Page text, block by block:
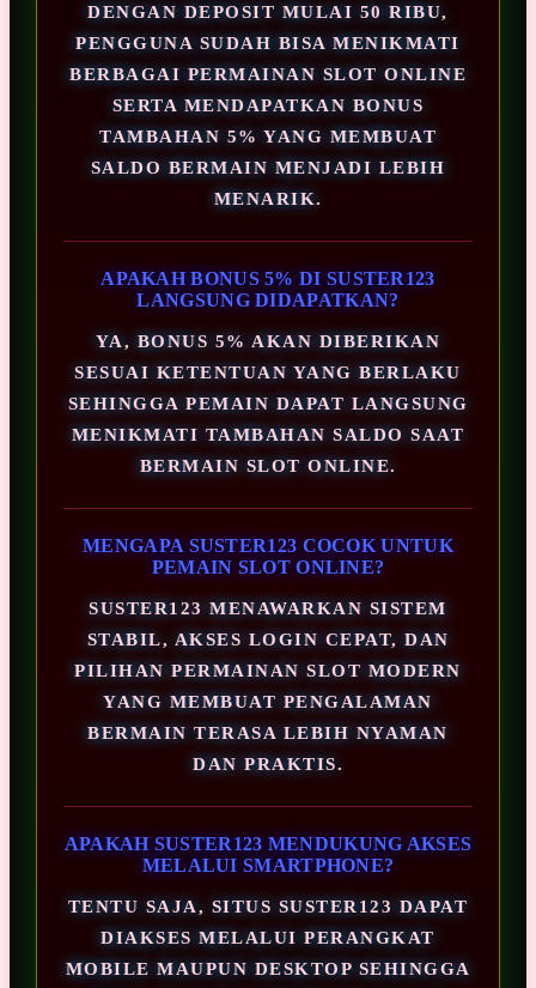
DENGAN DEPOSIT MULAI 50 RIBU,
PENGGUNA SUDAH BISA MENIKMATI
BERBAGAI PERMAINAN SLOT ONLINE
SERTA MENDAPATKAN BONUS
TAMBAHAN 5% YANG MEMBUAT
SALDO BERMAIN MENJADI LEBIH
MENARIK.
APAKAH BONUS 5% DI SUSTER123
LANGSUNG DIDAPATKAN?
YA, BONUS 5% AKAN DIBERIKAN
SESUAI KETENTUAN YANG BERLAKU
SEHINGGA PEMAIN DAPAT LANGSUNG
MENIKMATI TAMBAHAN SALDO SAAT
BERMAIN SLOT ONLINE.
MENGAPA SUSTER123 COCOK UNTUK
PEMAIN SLOT ONLINE?
SUSTER123 MENAWARKAN SISTEM
STABIL, AKSES LOGIN CEPAT, DAN
PILIHAN PERMAINAN SLOT MODERN
YANG MEMBUAT PENGALAMAN
BERMAIN TERASA LEBIH NYAMAN
DAN PRAKTIS.
APAKAH SUSTER123 MENDUKUNG AKSES
MELALUI SMARTPHONE?
TENTU SAJA, SITUS SUSTER123 DAPAT
DIAKSES MELALUI PERANGKAT
MOBILE MAUPUN DESKTOP SEHINGGA